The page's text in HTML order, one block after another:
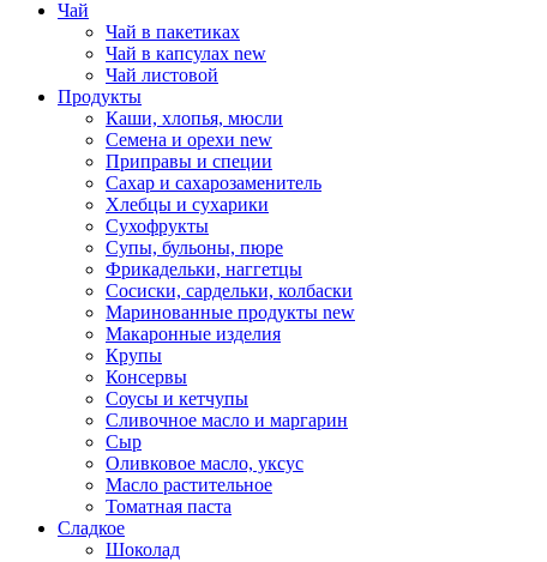
Чай
Чай в пакетиках
Чай в капсулах new
Чай листовой
Продукты
Каши, хлопья, мюсли
Семена и орехи new
Приправы и специи
Сахар и сахарозаменитель
Хлебцы и сухарики
Сухофрукты
Супы, бульоны, пюре
Фрикадельки, наггетцы
Сосиски, сардельки, колбаски
Маринованные продукты new
Макаронные изделия
Крупы
Консервы
Соусы и кетчупы
Сливочное масло и маргарин
Сыр
Оливковое масло, уксус
Масло растительное
Томатная паста
Сладкое
Шоколад